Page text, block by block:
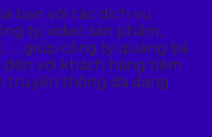
bạn với các dịch vụ
ty, video sản phẩm,
…. giúp công ty quảng bá
với khách hàng tiềm
truyền thông đa dạng